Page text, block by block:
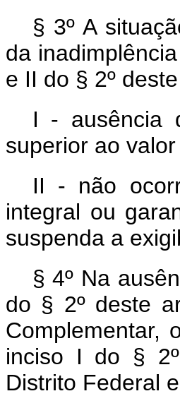
§ 3º A
da
e II do § 2º
I - ausência
superior ao
II - não
integral ou
suspenda a
§ 4º Na
do § 2º deste
Complementar,
inciso I do §
Distrito Federal